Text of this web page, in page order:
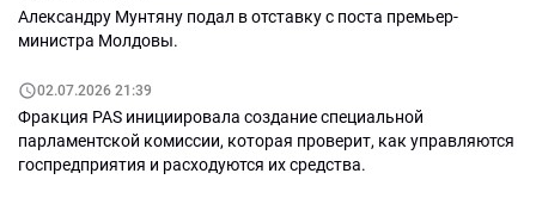
Александру Мунтяну подал в отставку с поста премьер-
министра Молдовы.
02.07.2026 21:39
Фракция PAS инициировала создание специальной
парламентской комиссии, которая проверит, как управляются
госпредприятия и расходуются их средства.